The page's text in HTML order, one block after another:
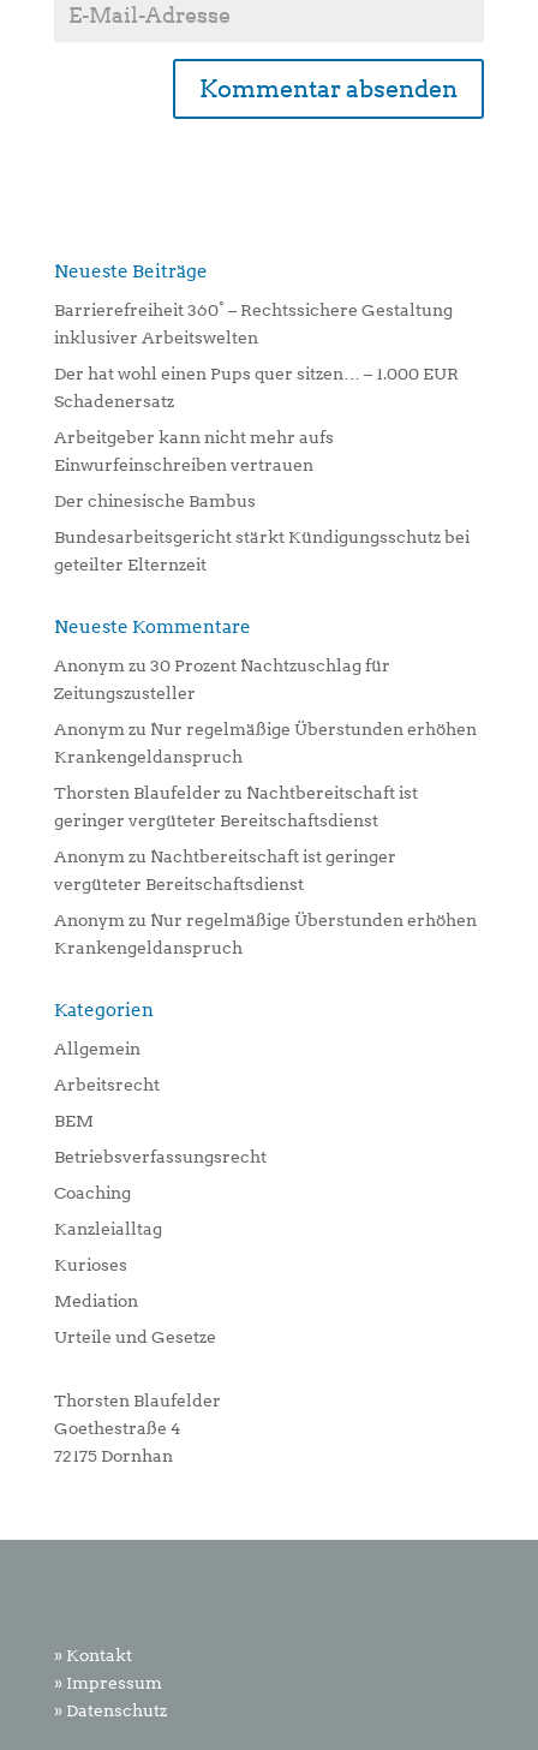
n
t
v
e
:
Neueste Beiträge
Barrierefreiheit 360° – Rechtssichere Gestaltung
inklusiver Arbeitswelten
Der hat wohl einen Pups quer sitzen… – 1.000 EUR
Schadenersatz
Arbeitgeber kann nicht mehr aufs
Einwurfeinschreiben vertrauen
Der chinesische Bambus
Bundesarbeitsgericht stärkt Kündigungsschutz bei
geteilter Elternzeit
Neueste Kommentare
Anonymzu 30 Prozent Nachtzuschlag für
Zeitungszusteller
Anonymzu Nur regelmäßige Überstunden erhöhen
Krankengeldanspruch
Thorsten Blaufelder zu Nachtbereitschaft ist
geringer vergüteter Bereitschaftsdienst
Anonymzu Nachtbereitschaft ist geringer
vergüteter Bereitschaftsdienst
Anonymzu Nur regelmäßige Überstunden erhöhen
Krankengeldanspruch
Kategorien
Allgemein
Arbeitsrecht
BEM
Betriebsverfassungsrecht
Coaching
Kanzleialltag
Kurioses
Mediation
Urteile und Gesetze
Thorsten Blaufelder
Goethestraße 4
72175 Dornhan
» Kontakt
» Impressum
» Datenschutz